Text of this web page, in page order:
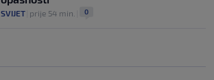
SVIJET prije 54 min. 0